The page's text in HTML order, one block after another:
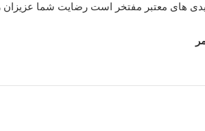
های معتبر مفتخر است رضایت شما عزیزان